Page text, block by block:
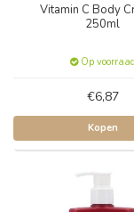
Vitamin C Body
250ml
Op voorraad
€6,87
Kopen